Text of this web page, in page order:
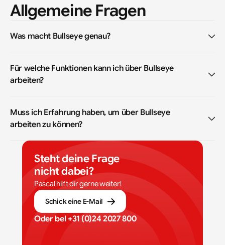
Allgemeine Fragen
Was macht Bullseye genau?
Für welche Funktionen kann ich über Bullseye
arbeiten?
Muss ich Erfahrung haben, um über Bullseye
arbeiten zu können?
Steht deine Frage
nicht dabei?
Pascal hilft dir gerne weiter!
Schick eine E-Mail
Oder bel +31 (0)24 2027 800